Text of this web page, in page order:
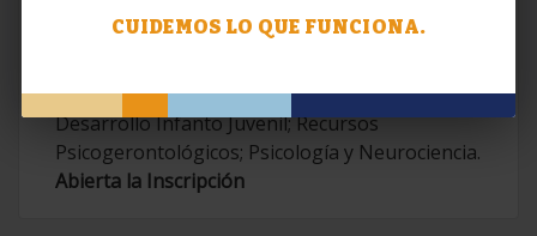
CUIDEMOS LO QUE FUNCIONA.
Extensión. Diplomaturas 2026.
Contemporáneas; Problemáticas en el
Desarrollo Infanto Juvenil; Recursos
Psicogerontológicos; Psicología y Neurociencia.
Abierta la Inscripción